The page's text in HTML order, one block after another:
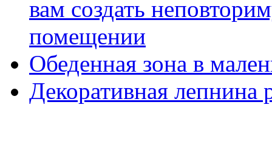
вам создать
помещении
Обеденная зона в
Декоративная лепнина